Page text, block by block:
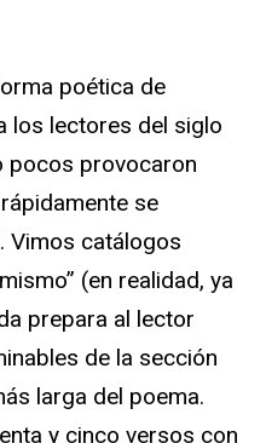
poética de
los lectores del siglo
pocos provocaron
se
Vimos catálogos
(en realidad, ya
prepara al lector
de la sección
larga del poema.
y cinco versos con